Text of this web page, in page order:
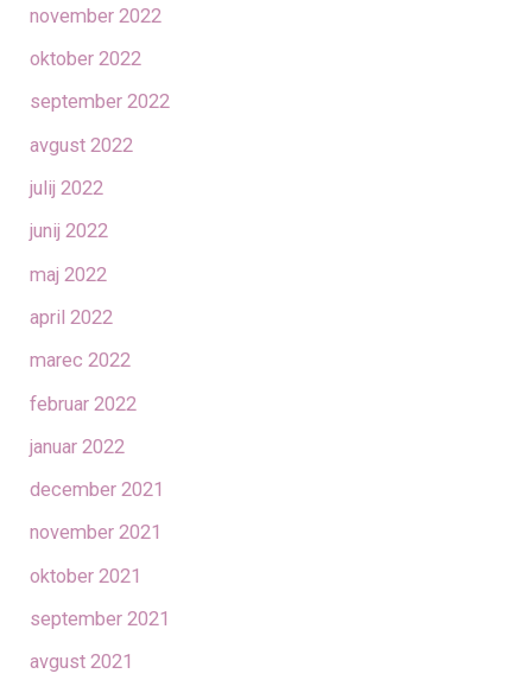
november 2022
oktober 2022
september 2022
avgust 2022
julij 2022
junij 2022
maj 2022
april 2022
marec 2022
februar 2022
januar 2022
december 2021
november 2021
oktober 2021
september 2021
avgust 2021